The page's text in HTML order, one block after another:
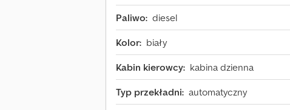
Paliwo: diesel
Kolor: biały
Kabin kierowcy: kabina dzienna
Typ przekładni: automatyczny